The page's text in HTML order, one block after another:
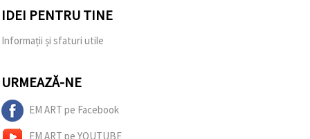
IDEI PENTRU TINE
Informații și sfaturi utile
URMEAZĂ-NE
EM ART pe Facebook
EM ART pe YOUTUBE